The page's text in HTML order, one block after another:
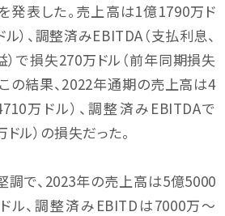
発表した。売上高は1億1790万ド
）、調整済みEBITDA（支払利息、
で損失270万ドル（前年同期損失
この結果、2022年通期の売上高は4
万ドル）、調整済みEBITDAで
ル）の損失だった。
調で、2023年の売上高は5億5000
ル、調整済みEBITDは7000万〜